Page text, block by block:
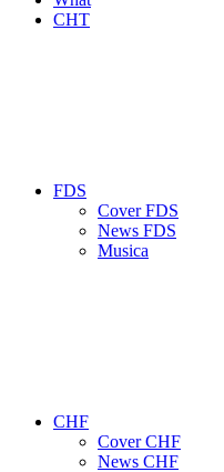
CHT
FDS
Cover FDS
News FDS
Musica
CHF
Cover CHF
News CHF